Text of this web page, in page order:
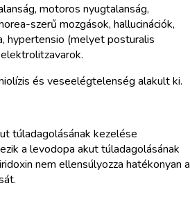
motoros nyugtalanság,
szerű mozgások, hallucinációk,
hypertensio (melyet posturalis
és veseelégtelenség alakult ki.
túladagolásának kezelése
a levodopa akut túladagolásának
nem ellensúlyozza hatékonyan a